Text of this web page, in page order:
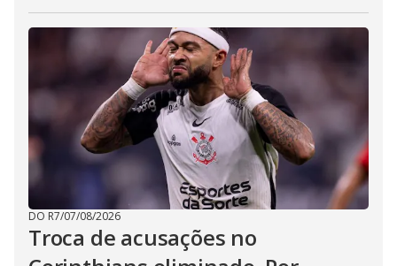
DO R7/07/08/2026
Troca de acusações no